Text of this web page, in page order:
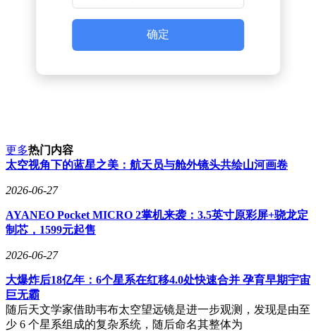
确定
更多热门内容
太空视角下的蓝星之美：航天员与舱外镜头共绘山河画卷
2026-06-27
AYANEO Pocket MICRO 2掌机来袭：3.5英寸原彩屏+骁龙定
制芯，1599元起售
2026-06-27
大爆炸后18亿年：6个星系在红移4.0处快速合并 孕育早期宇宙
巨无霸
随后天文学家借助韦布太空望远镜是进一步观测，发现是由至
少 6 个星系组成的复杂系统，随后命名其整体为